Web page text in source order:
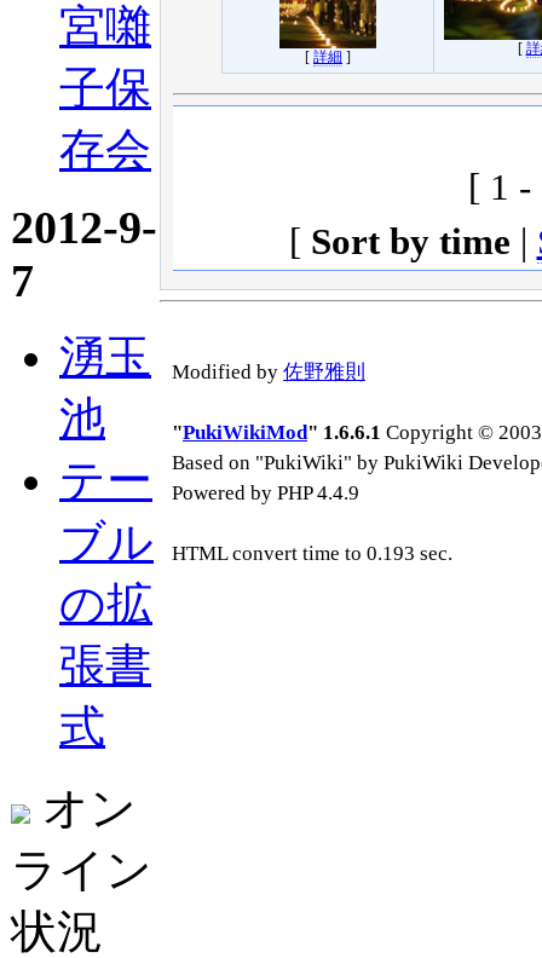
宮囃
子保
存会
2012-9-
7
湧玉
池
テー
ブル
の拡
張書
式
オン
ライン
状況
[ 詳細 ] [
[ 1 -
[ Sort by time
Modified by 佐野雅則
"PukiWikiMod" 1.6.6.1 Copyright ©
Based on "PukiWiki" by PukiWiki
Powered by PHP 4.4.9
HTML convert time to 0.193 sec.